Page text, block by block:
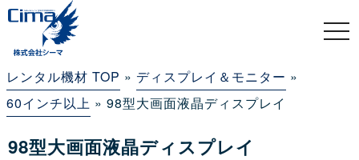
レンタル機材 TOP » ディスプレイ＆モニター »
60インチ以上 » 98型大画面液晶ディスプレイ
98型大画面液晶ディスプレイ